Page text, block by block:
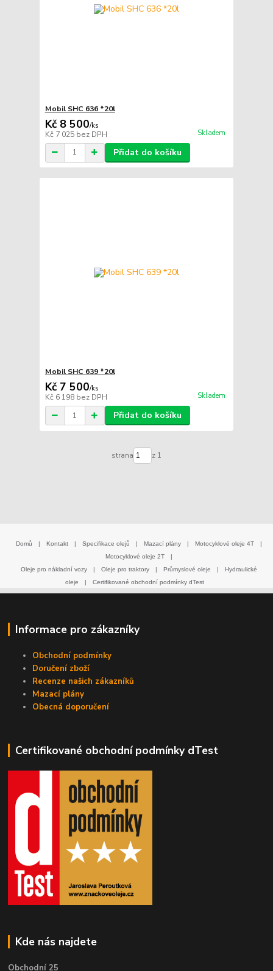
Mobil SHC 636 *20l
Kč 8 500/ks
Kč 7 025 bez DPH Skladem
Přidat do košíku
Mobil SHC 639 *20l
Kč 7 500/ks
Kč 6 198 bez DPH Skladem
Přidat do košíku
strana z 1
Domů | Kontakt | Specifikace olejů | Mazací plány | Motocyklové oleje 4T
|
Motocyklové oleje 2T
|
Oleje pro nákladní vozy
| Oleje pro traktory | Průmyslové oleje |
Hydraulické
oleje
| Certifikované obchodní podmínky dTest
Informace pro zákazníky
Obchodní podmínky
Doručení zboží
Recenze našich zákazníků
Mazací plány
Obecná doporučení
Certifikované obchodní podmínky dTest
Kde nás najdete
Obchodní 25